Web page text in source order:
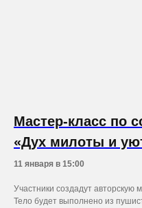
Мастер-класс по
«Дух милоты и
11 января в 15:00
Участники создадут авторскую
Тело будет выполнено из